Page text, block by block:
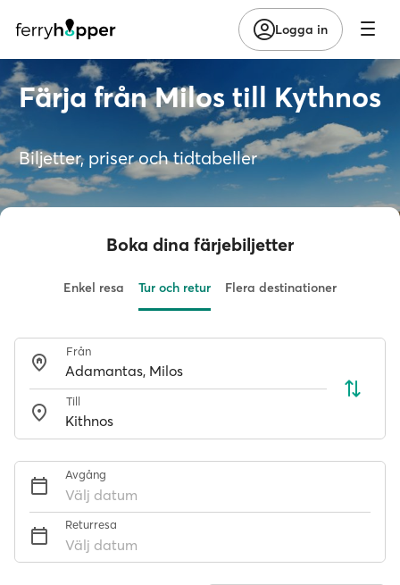
Logga in
Färja från Milos till Kythnos
Biljetter, priser och tidtabeller
Boka dina färjebiljetter
Enkel resa Tur och retur Flera destinationer
Från
Till
Avgång
Välj datum
Returresa
Välj datum